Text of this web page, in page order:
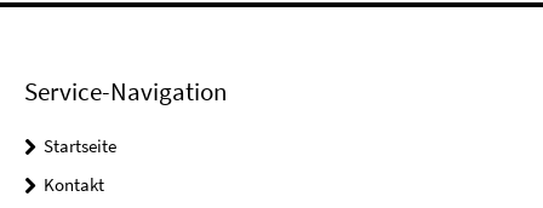
Service-Navigation
Startseite
Kontakt